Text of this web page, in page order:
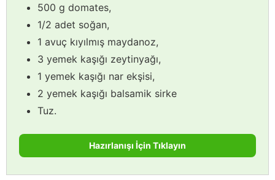
500 g domates,
1/2 adet soğan,
1 avuç kıyılmış maydanoz,
3 yemek kaşığı zeytinyağı,
1 yemek kaşığı nar ekşisi,
2 yemek kaşığı balsamik sirke
Tuz.
Hazırlanışı İçin Tıklayın